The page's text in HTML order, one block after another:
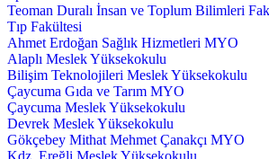
Teoman Duralı İnsan ve Toplum Bilimleri
Tıp Fakültesi
Ahmet Erdoğan Sağlık Hizmetleri MYO
Alaplı Meslek Yüksekokulu
Bilişim Teknolojileri Meslek Yüksekokulu
Çaycuma Gıda ve Tarım MYO
Çaycuma Meslek Yüksekokulu
Devrek Meslek Yüksekokulu
Gökçebey Mithat Mehmet Çanakçı MYO